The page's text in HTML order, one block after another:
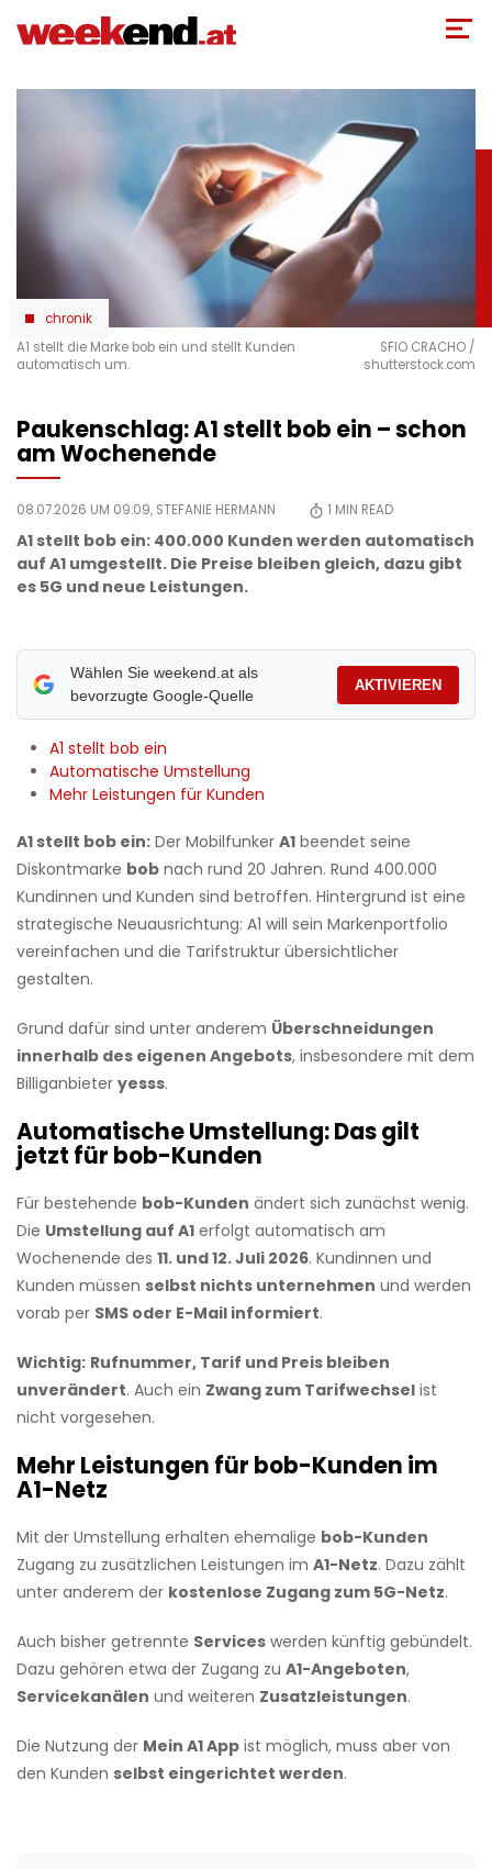
zum
chronik
A1 stellt die Marke bob ein und stellt Kunden
automatisch um.
SFIO CRACHO /
shutterstock.com
Paukenschlag: A1 stellt bob ein – schon
am Wochenende
08.07.2026 UM 09:09, STEFANIE HERMANN 1 MIN READ
A1 stellt bob ein: 400.000 Kunden werden automatisch
auf A1 umgestellt. Die Preise bleiben gleich, dazu gibt
es 5G und neue Leistungen.
Wählen Sie weekend.at als
bevorzugte Google-Quelle
AKTIVIEREN
A1 stellt bob ein
Automatische Umstellung
Mehr Leistungen für Kunden
A1 stellt bob ein: Der Mobilfunker A1 beendet seine
Diskontmarke bob nach rund 20 Jahren. Rund 400.000
Kundinnen und Kunden sind betroffen. Hintergrund ist eine
strategische Neuausrichtung: A1 will sein Markenportfolio
vereinfachen und die Tarifstruktur übersichtlicher
gestalten.
Grund dafür sind unter anderem Überschneidungen
innerhalb des eigenen Angebots, insbesondere mit dem
Billiganbieter yesss.
Automatische Umstellung: Das gilt
jetzt für bob-Kunden
Für bestehende bob-Kunden ändert sich zunächst wenig.
Die Umstellung auf A1 erfolgt automatisch am
Wochenende des 11. und 12. Juli 2026. Kundinnen und
Kunden müssen selbst nichts unternehmen und werden
vorab per SMS oder E-Mail informiert.
Wichtig: Rufnummer, Tarif und Preis bleiben
unverändert. Auch ein Zwang zum Tarifwechsel ist
nicht vorgesehen.
Mehr Leistungen für bob-Kunden im
A1-Netz
Mit der Umstellung erhalten ehemalige bob-Kunden
Zugang zu zusätzlichen Leistungen im A1-Netz. Dazu zählt
unter anderem der kostenlose Zugang zum 5G-Netz.
Auch bisher getrennte Services werden künftig gebündelt.
Dazu gehören etwa der Zugang zu A1-Angeboten,
Servicekanälen und weiteren Zusatzleistungen.
Die Nutzung der Mein A1 App ist möglich, muss aber von
den Kunden selbst eingerichtet werden.